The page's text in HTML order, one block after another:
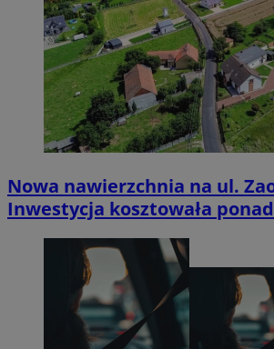
Nowa nawierzchnia na ul.
Inwestycja kosztowała ponad